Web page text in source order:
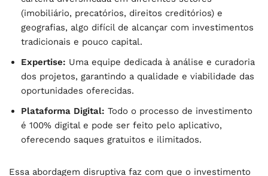
(imobiliário, precatórios, direitos creditórios) e
geografias, algo difícil de alcançar com investimentos
tradicionais e pouco capital.
Expertise: Uma equipe dedicada à análise e curadoria
dos projetos, garantindo a qualidade e viabilidade das
oportunidades oferecidas.
Plataforma Digital: Todo o processo de investimento
é 100% digital e pode ser feito pelo aplicativo,
oferecendo saques gratuitos e ilimitados.
Essa abordagem disruptiva faz com que o investimento